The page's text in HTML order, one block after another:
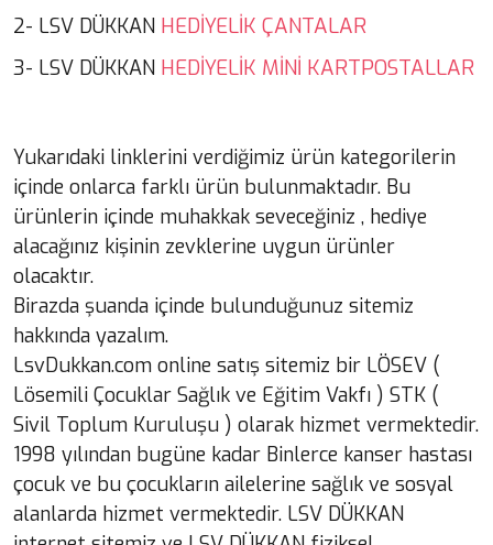
2- LSV DÜKKAN HEDİYELİK ÇANTALAR
3- LSV DÜKKAN HEDİYELİK MİNİ KARTPOSTALLAR
Yukarıdaki linklerini verdiğimiz ürün kategorilerin
içinde onlarca farklı ürün bulunmaktadır. Bu
ürünlerin içinde muhakkak seveceğiniz , hediye
alacağınız kişinin zevklerine uygun ürünler
olacaktır.
Birazda şuanda içinde bulunduğunuz sitemiz
hakkında yazalım.
LsvDukkan.com online satış sitemiz bir LÖSEV (
Lösemili Çocuklar Sağlık ve Eğitim Vakfı ) STK (
Sivil Toplum Kuruluşu ) olarak hizmet vermektedir.
1998 yılından bugüne kadar Binlerce kanser hastası
çocuk ve bu çocukların ailelerine sağlık ve sosyal
alanlarda hizmet vermektedir. LSV DÜKKAN